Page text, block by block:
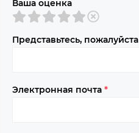
Ваша оценка
Представьтесь, пожалуйста
Электронная почта *